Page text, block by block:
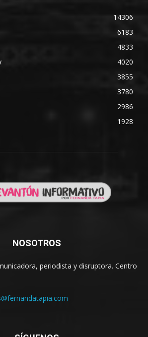
14306
6183
4833
4020
3855
3780
2986
1928
NOSOTROS
periodista y disruptora. Centro